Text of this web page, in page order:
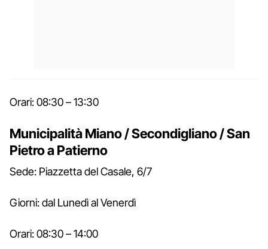
Orari: 08:30 – 13:30
Municipalità Miano / Secondigliano / San
Pietro a Patierno
Sede: Piazzetta del Casale, 6/7
Giorni: dal Lunedì al Venerdì
Orari: 08:30 – 14:00